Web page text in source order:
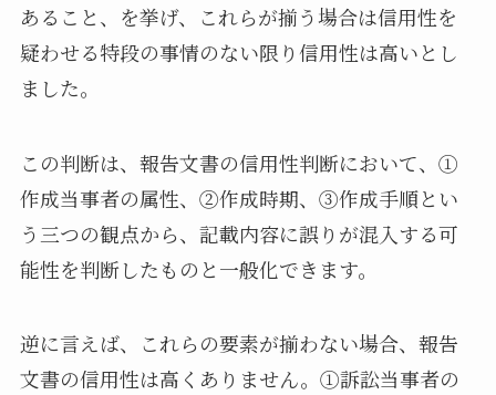
あること、を挙げ、これらが揃う場合は信用性を
疑わせる特段の事情のない限り信用性は高いとし
ました。
この判断は、報告文書の信用性判断において、①
作成当事者の属性、②作成時期、③作成手順とい
う三つの観点から、記載内容に誤りが混入する可
能性を判断したものと一般化できます。
逆に言えば、これらの要素が揃わない場合、報告
文書の信用性は高くありません。①訴訟当事者の